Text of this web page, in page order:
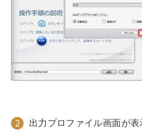
2
出力プロファイル画面が